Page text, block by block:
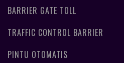
BARRIER GATE TOLL
TRAFFIC CONTROL BARRIER
PINTU OTOMATIS